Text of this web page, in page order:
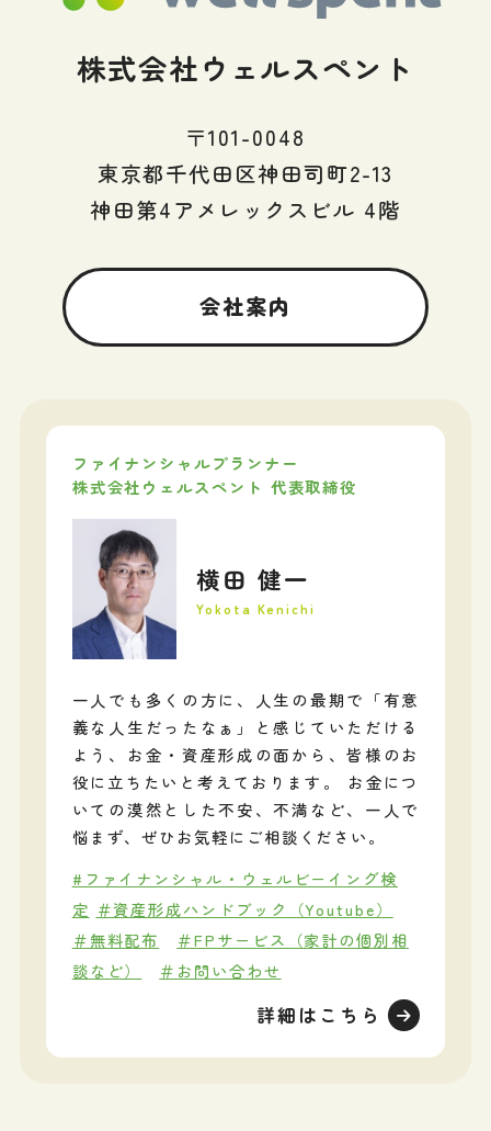
株式会社ウェルスペント
〒101-0048
東京都千代田区神田司町2-13
神田第4アメレックスビル 4階
会社案内
ファイナンシャルプランナー
株式会社ウェルスペント 代表取締役
横田 健一
Yokota Kenichi
一人でも多くの方に、人生の最期で「有意
義な人生だったなぁ」と感じていただける
よう、お金・資産形成の面から、皆様のお
役に立ちたいと考えております。 お金につ
いての漠然とした不安、不満など、一人で
悩まず、ぜひお気軽にご相談ください。
#ファイナンシャル・ウェルビーイング検
定 ＃資産形成ハンドブック（Youtube）
＃無料配布
＃FPサービス（家計の個別相
談など）
＃お問い合わせ
詳細はこちら